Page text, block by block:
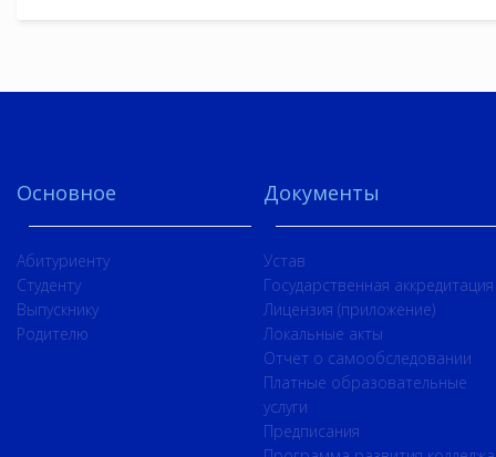
Основное
Абитуриенту
Студенту
Выпускнику
Родителю
Документы
Устав
Государственная аккредитация
Лицензия (приложение)
Локальные акты
Отчет о самообследовании
Платные образовательные
услуги
Предписания